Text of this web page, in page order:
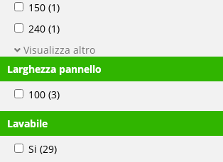
150 (1)
240 (1)
Visualizza altro
Larghezza pannello
100 (3)
Lavabile
Si (29)